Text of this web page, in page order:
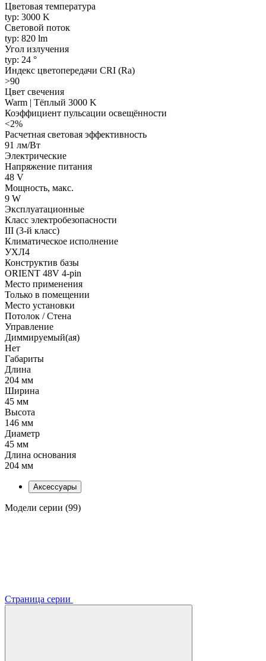
Цветовая температура
typ: 3000 K
Световой поток
typ: 820 lm
Угол излучения
typ: 24 °
Индекс цветопередачи CRI (Ra)
>90
Цвет свечения
Warm | Тёплый 3000 K
Коэффициент пульсации освещённости
<2%
Расчетная световая эффективность
91 лм/Вт
Электрические
Напряжение питания
48 V
Мощность, макс.
9 W
Эксплуатационные
Класс электробезопасности
III (3-й класс)
Климатическое исполнение
УХЛ4
Конструктив базы
ORIENT 48V 4-pin
Место применения
Только в помещении
Место установки
Потолок / Cтена
Управление
Диммируемый(ая)
Нет
Габариты
Длина
204 мм
Ширина
45 мм
Высота
146 мм
Диаметр
45 мм
Длина основания
204 мм
Аксессуары
Модели серии (99)
Страница серии